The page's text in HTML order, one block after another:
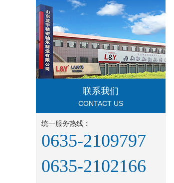
联系我们
CONTACT US
统一服务热线：
0635-2109797
0635-2102166